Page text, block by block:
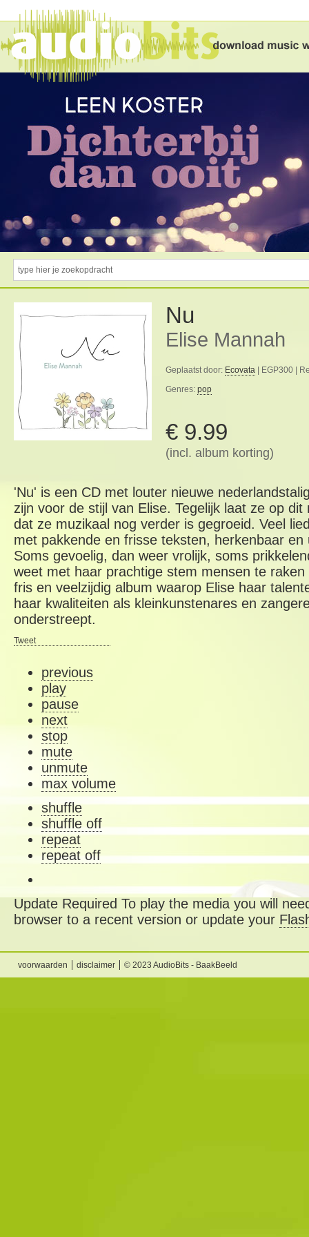
Nu
Elise Mannah
Geplaatst door: Ecovata | EGP300 |
Genres: pop
€ 9.99
(incl. album korting)
'Nu' is een CD met louter nieuwe
zijn voor de stijl van Elise. Tegelijk laat ze op
dat ze muzikaal nog verder is gegroeid. Veel
met pakkende en frisse teksten, herkenbaar
Soms gevoelig, dan weer vrolijk, soms
weet met haar prachtige stem mensen te
fris en veelzijdig album waarop Elise haar
haar kwaliteiten als kleinkunstenares en
onderstreept.
Tweet
previous
play
pause
next
stop
mute
unmute
max volume
shuffle
shuffle off
repeat
repeat off
Update Required To play the media you will
browser to a recent version or update your
voorwaarden disclaimer © 2023 AudioBits - BaakBeeld